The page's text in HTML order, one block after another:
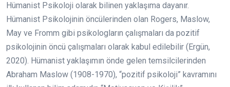
Hümanist Psikoloji olarak bilinen yaklaşıma dayanır.
Hümanist Psikolojinin öncülerinden olan Rogers, Maslow,
May ve Fromm gibi psikologların çalışmaları da pozitif
psikolojinin öncü çalışmaları olarak kabul edilebilir (Ergün,
2020). Hümanist yaklaşımın önde gelen temsilcilerinden
Abraham Maslow (1908-1970), “pozitif psikoloji” kavramını